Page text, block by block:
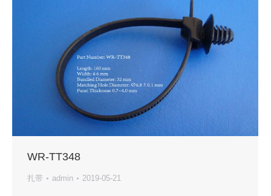
WR-TT348
扎带 admin 2019-05-21